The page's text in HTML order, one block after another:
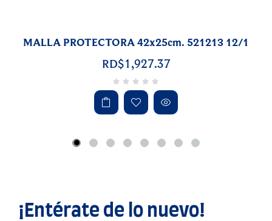
MALLA PROTECTORA 42x25cm. 521213 12/1
RD$1,927.37
¡Entérate de lo nuevo!